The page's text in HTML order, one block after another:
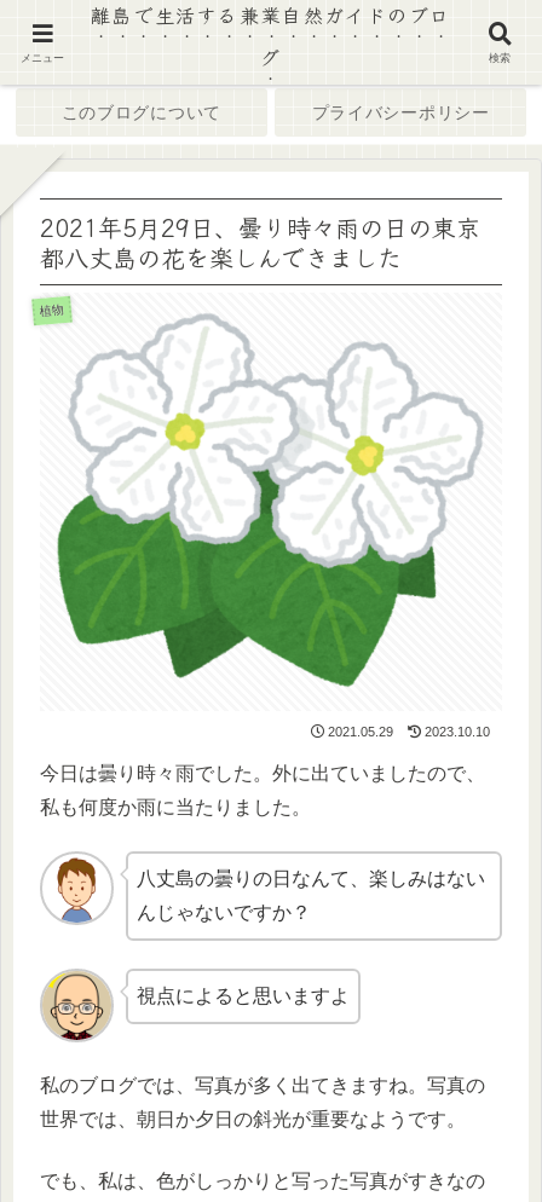
このブログについて プライバシーポリシー
2021年5月29日、曇り時々雨の日の東京
都八丈島の花を楽しんできました
植物
2021.05.29 2023.10.10
今日は曇り時々雨でした。外に出ていましたので、
私も何度か雨に当たりました。
八丈島の曇りの日なんて、楽しみはない
んじゃないですか？
視点によると思いますよ
私のブログでは、写真が多く出てきますね。写真の
世界では、朝日か夕日の斜光が重要なようです。
でも、私は、色がしっかりと写った写真がすきなの
メニュー
離島で生活する兼業自然ガイドのブロ
グ
検索